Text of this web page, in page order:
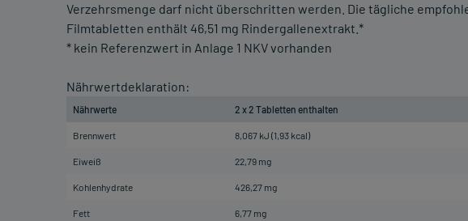
Verzehrsmenge darf nicht überschritten werden. Die tägliche
Filmtabletten enthält 46,51 mg Rindergallenextrakt.*
* kein Referenzwert in Anlage 1 NKV vorhanden
Nährwertdeklaration:
Nährwerte 2 x 2 Tabletten enthalten
Brennwert 8,067 kJ (1,93 kcal)
Eiweiß 22,79 mg
Kohlenhydrate 426,27 mg
Fett 6,77 mg